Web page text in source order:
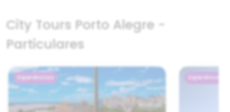
City Tours Porto Alegre -
Particulares
Experiências Experiências